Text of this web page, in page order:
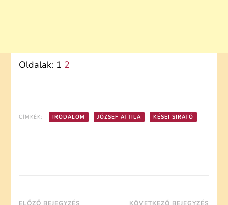
Oldalak: 1 2
CÍMKÉK: IRODALOM JÓZSEF ATTILA KÉSEI SIRATÓ